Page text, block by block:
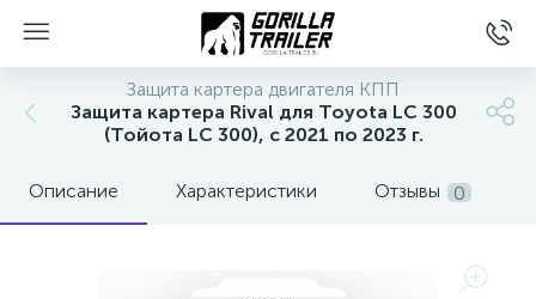
Защита картера двигателя КПП
Защита картера Rival для Toyota LC 300
(Тойота LC 300), с 2021 по 2023 г.
Описание Характеристики Отзывы 0